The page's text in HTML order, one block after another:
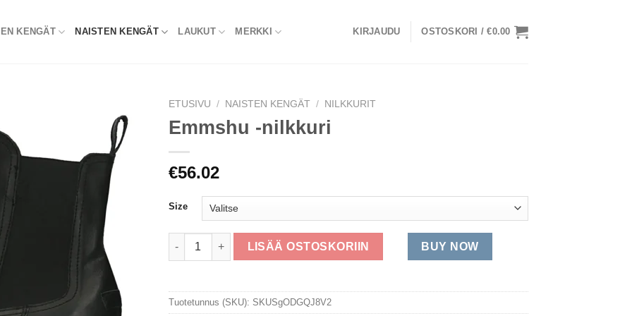
KENGÄT NAISTEN KENGÄT LAUKUT MERKKI KIRJAUDU OSTOSKORI /€0.00
ETUSIVU / NAISTEN KENGÄT / NILKKURIT
Emmshu -nilkkuri
€56.02
Size
Emmshu -nilkkuri määrä
LISÄÄ OSTOSKORIIN BUY NOW
Tuotetunnus (SKU): SKUSgODGQJ8V2